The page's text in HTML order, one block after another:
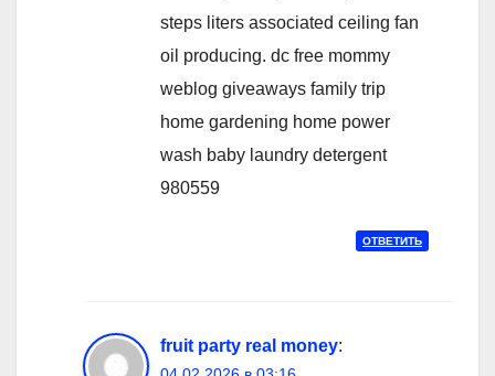
steps liters associated ceiling fan
oil producing. dc free mommy
weblog giveaways family trip
home gardening home power
wash baby laundry detergent
980559
ОТВЕТИТЬ
fruit party real money: